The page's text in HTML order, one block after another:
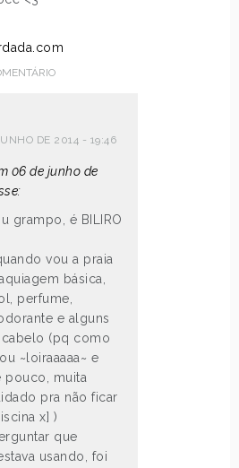
DE 2014 - 19:46
06 de junho de
grampo, é BILIRO
vou a praia
básica,
perfume,
e alguns
(pq como
~loiraaaaa~ e
muita
pra não ficar
x] )
que
usando, foi